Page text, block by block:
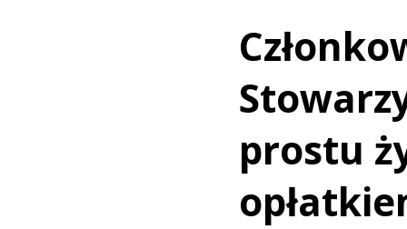
prostu